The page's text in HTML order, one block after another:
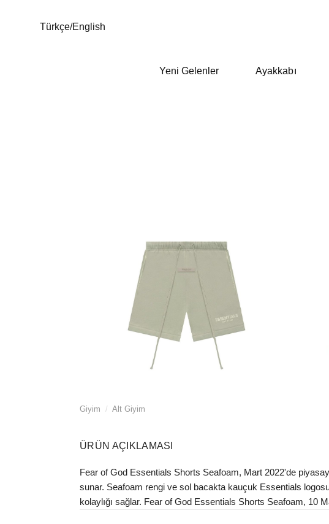
Türkçe/English
Yeni Gelenler Ayakkabı
Giyim / Alt Giyim
ÜRÜN AÇIKLAMASI
Fear of God Essentials Shorts Seafoam, Mart 2022'de
sunar. Seafoam rengi ve sol bacakta kauçuk Essentials
kolaylığı sağlar. Fear of God Essentials Shorts Seafoam, 10